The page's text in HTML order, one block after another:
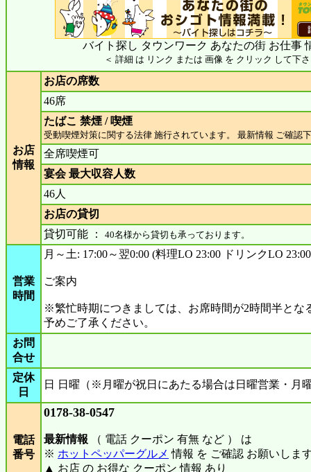
バイト探し タウンワーク あなたの街 お仕事
＜ 詳細 は リンク または 画像 を クリック して下
お店
情報
お店の席数
46席
たばこ 禁煙 / 喫煙
受動喫煙対策に関する法律 施行されています。 最新情報 ご確認
全席喫煙可
宴会 最大収容人数
46人
お店の貸切
貸切可能 ： 40名様から貸切も承っております。
営業
時間
月～土: 17:00～翌0:00 (料理LO 23:00 ドリンクLO
ご案内
※繁忙時期につきましては、お席時間が2時間半とな
予めご了承ください。
お問
合せ
定休
日
日 日曜（※月曜が祝日にあたる場合は日曜営業・月
電話
番号
0178-38-0547
最新情報 （ 電話 クーポン 有無 など ） は
※ ホットペッパーグルメ 情報 を ご確認 お願いしま
▲ お店 の お得な クーポン 情報 あり